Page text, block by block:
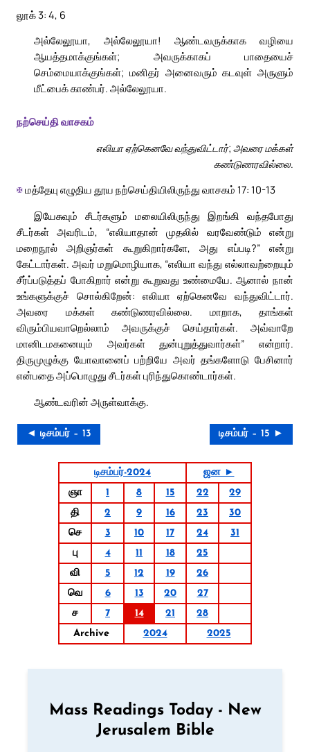
லூக் 3: 4, 6
அல்லேலூயா, அல்லேலூயா! ஆண்டவருக்காக வழியை
ஆயத்தமாக்குங்கள்; அவருக்காகப் பாதையைச்
செம்மையாக்குங்கள்; மனிதர் அனைவரும் கடவுள் அருளும்
மீட்பைக் காண்பர். அல்லேலூயா.
நற்செய்தி வாசகம்
எலியா ஏற்கெனவே வந்துவிட்டார்; அவரை மக்கள்
கண்டுணரவில்லை.
✠மத்தேயு எழுதிய தூய நற்செய்தியிலிருந்து வாசகம் 17: 10-13
இயேசுவும் சீடர்களும் மலையிலிருந்து இறங்கி வந்தபோது
சீடர்கள் அவரிடம், “எலியாதான் முதலில் வரவேண்டும் என்று
மறைநூல் அறிஞர்கள் கூறுகிறார்களே, அது எப்படி?” என்று
கேட்டார்கள். அவர் மறுமொழியாக, “எலியா வந்து எல்லாவற்றையும்
சீர்ப்படுத்தப் போகிறார் என்று கூறுவது உண்மையே. ஆனால் நான்
உங்களுக்குச் சொல்கிறேன்: எலியா ஏற்கெனவே வந்துவிட்டார்.
அவரை மக்கள் கண்டுணரவில்லை. மாறாக, தாங்கள்
விரும்பியவாறெல்லாம் அவருக்குச் செய்தார்கள். அவ்வாறே
மானிடமகனையும் அவர்கள் துன்புறுத்துவார்கள்” என்றார்.
திருமுழுக்கு யோவானைப் பற்றியே அவர் தங்களோடு பேசினார்
என்பதை அப்பொழுது சீடர்கள் புரிந்துகொண்டார்கள்.
ஆண்டவரின் அருள்வாக்கு.
◄ டிசம்பர் – 13 டிசம்பர் – 15 ►
டிசம்பர்-2024
ஜன ►
ஞா
1 8 15 22
29
தி
2 9 16 23
30
செ
3 10 17 24
31
பு
4 11 18
25
வி
5 12 19
26
வெ
6 13 20
27
ச
7 14 21
28
Archive
2024 2025
Mass Readings Today - New
Jerusalem Bible